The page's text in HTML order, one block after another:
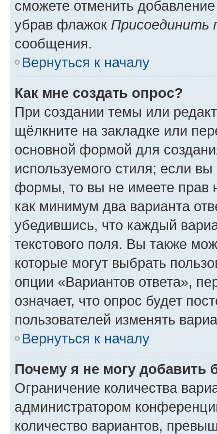
сможете отменить
убрав флажок Присоединить
сообщения.
Вернуться к началу
Как мне создать опрос?
При создании темы или
щёлкните на закладке или
основной формой для
используемого стиля; если
формы, то вы не имеете прав
как минимум два варианта
убедившись, что каждый
текстового поля. Вы также
которые могут выбрать
опции «Вариантов ответа»,
означает, что опрос будет
пользователей изменять
Вернуться к началу
Почему я не могу добавить
Ограничение количества
администратором
количество вариантов,